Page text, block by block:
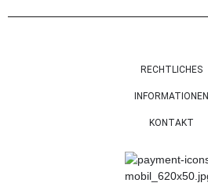
RECHTLICHES
INFORMATIONEN
KONTAKT